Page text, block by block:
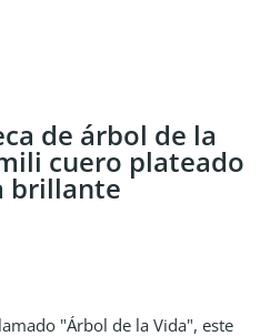
de árbol de la
cuero plateado
brillante
"Árbol de la Vida", este